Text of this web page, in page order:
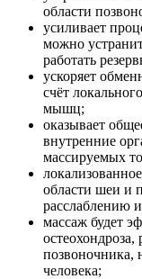
области
усиливает
можно
работать
ускоряет
счёт
мышц;
оказывает
внутренние
массируемых
области шеи и
расслаблению
массаж будет
позвоночника,
человека;